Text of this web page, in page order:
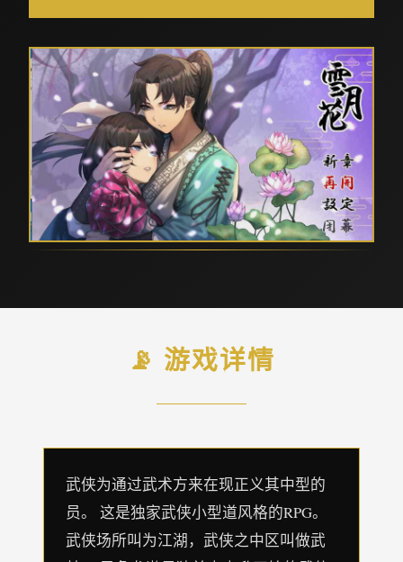
📡 游戏详情
武侠为通过武术方来在现正义其中型的
员。 这是独家武侠小型道风格的RPG。
武侠场所叫为江湖，武侠之中区叫做武